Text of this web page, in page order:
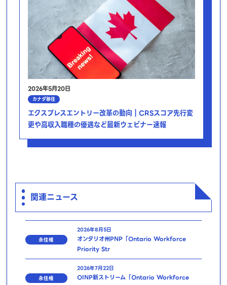
2026年5月20日
カナダ移住
エクスプレスエントリー改革の動向｜CRSスコア先行変
更や高収入職種の優遇など最新ウェビナー速報
関連ニュース
永住権
2026年8月5日
オンタリオ州PNP「Ontario Workforce
Priority Str
永住権
2026年7月22日
OINP新ストリーム「Ontario Workforce